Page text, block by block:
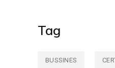
Tag
BUSSINES